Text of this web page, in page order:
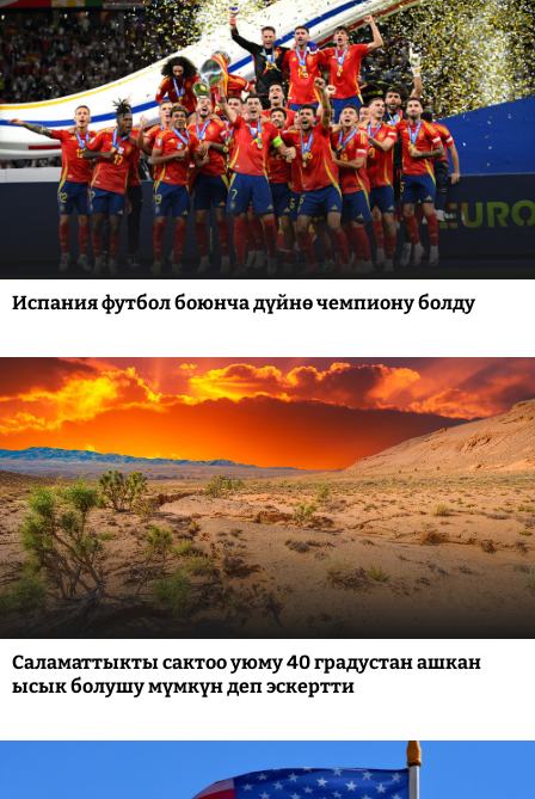
Испания футбол боюнча дүйнө чемпиону болду
Саламаттыкты сактоо уюму 40 градустан ашкан
ысык болушу мүмкүн деп эскертти